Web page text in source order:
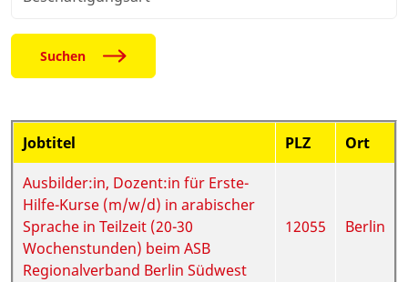
Suchen
Jobtitel PLZ
Ort
Ausbilder:in, Dozent:in für Erste-
Hilfe-Kurse (m/w/d) in arabischer
Sprache in Teilzeit (20-30
Wochenstunden) beim ASB
Regionalverband Berlin Südwest
12055 Berlin